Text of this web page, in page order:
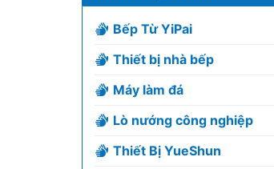
Bếp Từ YiPai
Thiết bị nhà bếp
Máy làm đá
Lò nướng công nghiệp
Thiết Bị YueShun